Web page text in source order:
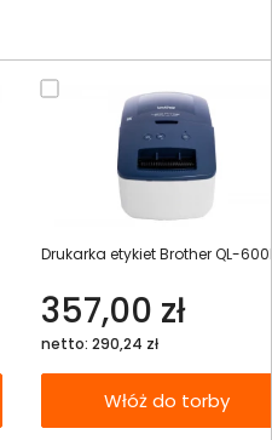
Drukarka etykiet Brother QL-
357,00 zł
netto: 290,24 zł
Włóż do torby